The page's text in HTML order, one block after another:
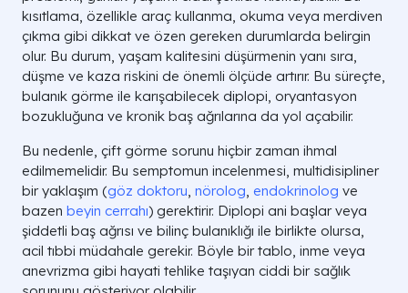
kısıtlama, özellikle araç kullanma, okuma veya merdiven
çıkma gibi dikkat ve özen gereken durumlarda belirgin
olur. Bu durum, yaşam kalitesini düşürmenin yanı sıra,
düşme ve kaza riskini de önemli ölçüde artırır. Bu süreçte,
bulanık görme ile karışabilecek diplopi, oryantasyon
bozukluğuna ve kronik baş ağrılarına da yol açabilir.
Bu nedenle, çift görme sorunu hiçbir zaman ihmal
edilmemelidir. Bu semptomun incelenmesi, multidisipliner
bir yaklaşım (göz doktoru, nörolog, endokrinolog ve
bazen beyin cerrahı) gerektirir. Diplopi ani başlar veya
şiddetli baş ağrısı ve bilinç bulanıklığı ile birlikte olursa,
acil tıbbi müdahale gerekir. Böyle bir tablo, inme veya
anevrizma gibi hayati tehlike taşıyan ciddi bir sağlık